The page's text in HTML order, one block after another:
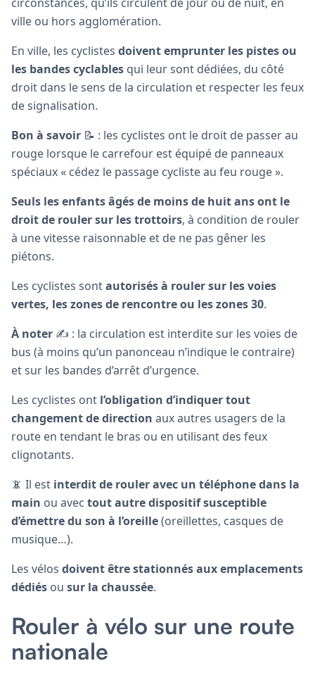
ville ou hors agglomération.
En ville, les cyclistes doivent emprunter les pistes ou
les bandes cyclables qui leur sont dédiées, du côté
droit dans le sens de la circulation et respecter les feux
de signalisation.
Bon à savoir 📝 : les cyclistes ont le droit de passer au
rouge lorsque le carrefour est équipé de panneaux
spéciaux « cédez le passage cycliste au feu rouge ».
Seuls les enfants âgés de moins de huit ans ont le
droit de rouler sur les trottoirs, à condition de rouler
à une vitesse raisonnable et de ne pas gêner les
piétons.
Les cyclistes sontautorisés à rouler sur les voies
vertes, les zones de rencontre ou les zones 30.
À noter ✍️ : la circulation est interdite sur les voies de
bus (à moins qu’un panonceau n’indique le contraire)
et sur les bandes d’arrêt d’urgence.
Les cyclistes ont l’obligation d’indiquer tout
changement de direction aux autres usagers de la
route en tendant le bras ou en utilisant des feux
clignotants.
📵 Il est interdit de rouler avec un téléphone dans la
main ou avec tout autre dispositif susceptible
d’émettre du son à l’oreille(oreillettes, casques de
musique…).
Les vélos doivent être stationnés aux emplacements
dédiés ou sur la chaussée.
Rouler à vélo sur une route
nationale